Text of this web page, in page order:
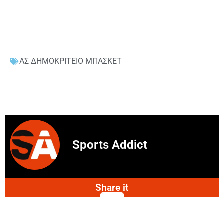
ΑΣ ΔΗΜΟΚΡΙΤΕΙΟ ΜΠΑΣΚΕΤ
Sports Addict
Share it